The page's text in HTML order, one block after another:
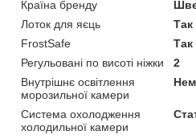
Країна бренду
Лоток для яєць
Так
FrostSafe
Так
Регульовані по висоті ніжки
2
Внутрішнє освітлення
морозильної камери
Система охолодження
холодильної камери